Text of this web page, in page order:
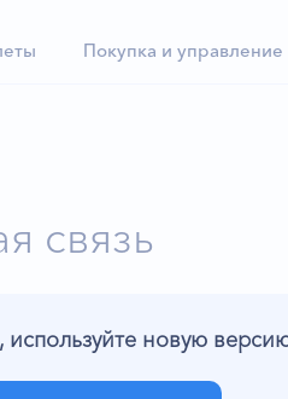
Покупка и управление
связь
используйте новую